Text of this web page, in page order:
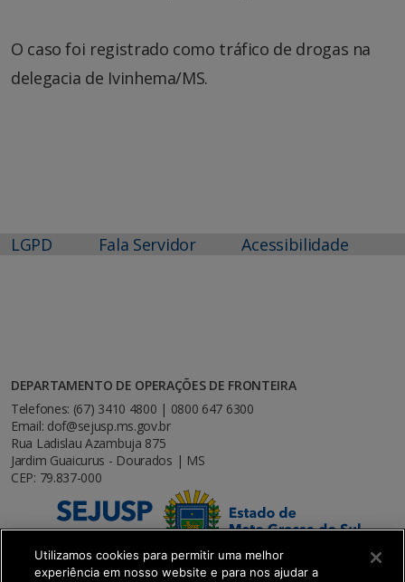
O caso foi registrado como tráfico de drogas na
delegacia de Ivinhema/MS.
LGPD Fala Servidor Acessibilidade
DEPARTAMENTO DE OPERAÇÕES DE FRONTEIRA
Telefones: (67) 3410 4800 | 0800 647 6300
Email: dof@sejusp.ms.gov.br
Rua Ladislau Azambuja 875
Jardim Guaicurus - Dourados | MS
CEP: 79.837-000
Utilizamos cookies para permitir uma melhor
experiência em nosso website e para nos ajudar a